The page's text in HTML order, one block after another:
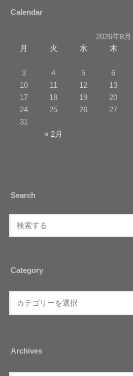
Calendar
2026年8月
月
火 水 木
« 2月
3
4 5 6
10
11 12 13
17
18 19 20
24
25 26 27
31
Search
Category
Archives